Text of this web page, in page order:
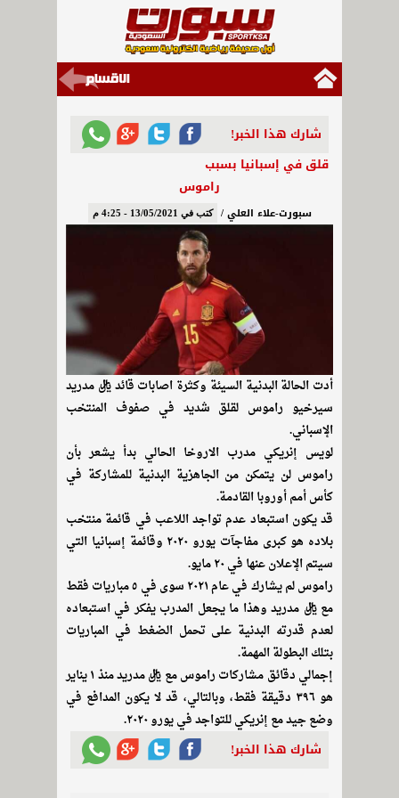
شارك هذا الخبر!
قلق في إسبانيا بسبب
راموس
سبورت-علاء العلي / كتب في 13/05/2021 - 4:25 م
أدت الحالة البدنية السيئة وكثرة اصابات قائد ريال مدريد
سيرخيو راموس لقلق شديد في صفوف المنتخب
الإسباني.
لويس إنريكي مدرب الاروخا الحالي بدأ يشعر بأن
راموس لن يتمكن من الجاهزية البدنية للمشاركة في
كأس أمم أوروبا القادمة.
قد يكون استبعاد عدم تواجد اللاعب في قائمة منتخب
بلاده هو كبرى مفاجآت يورو ٢٠٢٠ وقائمة إسبانيا التي
سيتم الإعلان عنها في ٢٠ مايو.
راموس لم يشارك في عام ٢٠٢١ سوى في ٥ مباريات فقط
مع ريال مدريد وهذا ما يجعل المدرب يفكر في استبعاده
لعدم قدرته البدنية على تحمل الضغط في المباريات
بتلك البطولة المهمة.
إجمالي دقائق مشاركات راموس مع ريال مدريد منذ ١ يناير
هو ٣٩٦ دقيقة فقط، وبالتالي، قد لا يكون المدافع في
وضع جيد مع إنريكي للتواجد في يورو ٢٠٢٠.
شارك هذا الخبر!